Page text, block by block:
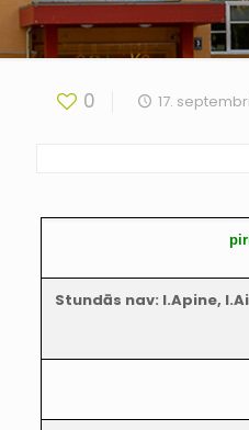
0 17.
Stundās nav: I.Apine,